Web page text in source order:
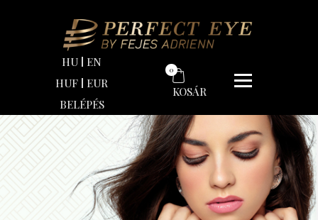
HU
EN
HUF
EUR
BELÉPÉS
0
KOSÁR
Maximum ár
Ft